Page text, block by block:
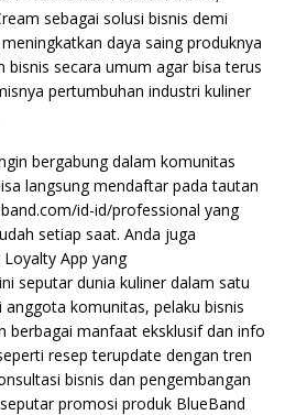
sebagai solusi bisnis demi
daya saing produknya
bisnis secara umum agar bisa terus
pertumbuhan industri kuliner
bergabung dalam komunitas
langsung mendaftar pada tautan
id-id/professional yang
setiap saat. Anda juga
App yang
seputar dunia kuliner dalam satu
komunitas, pelaku bisnis
berbagai manfaat eksklusif dan info
resep terupdate dengan tren
bisnis dan pengembangan
promosi produk BlueBand